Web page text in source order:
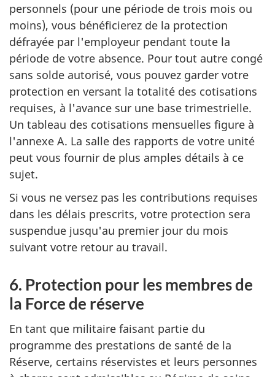
personnels (pour une période de trois mois ou
moins), vous bénéficierez de la protection
défrayée par l'employeur pendant toute la
période de votre absence. Pour tout autre congé
sans solde autorisé, vous pouvez garder votre
protection en versant la totalité des cotisations
requises, à l'avance sur une base trimestrielle.
Un tableau des cotisations mensuelles figure à
l'annexe A. La salle des rapports de votre unité
peut vous fournir de plus amples détails à ce
sujet.
Si vous ne versez pas les contributions requises
dans les délais prescrits, votre protection sera
suspendue jusqu'au premier jour du mois
suivant votre retour au travail.
6. Protection pour les membres de
la Force de réserve
En tant que militaire faisant partie du
programme des prestations de santé de la
Réserve, certains réservistes et leurs personnes